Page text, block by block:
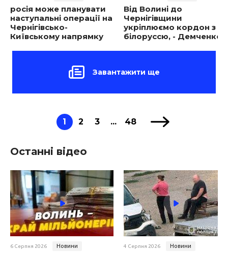
росія може планувати
наступальні операції на
Чернігівсько-
Київському напрямку
Від Волині до
Чернігівщини
укріплюємо кордон з
білоруссю, - Демченко
Завантажити ще
1 2 3 ... 48
Останні відео
6 Серпня 2026 Новини 4 Серпня 2026 Новини